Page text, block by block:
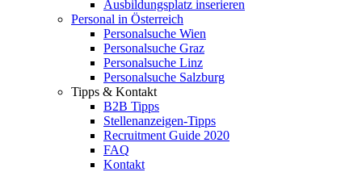
Ausbildungsplatz inserieren
Personal in Österreich
Personalsuche Wien
Personalsuche Graz
Personalsuche Linz
Personalsuche Salzburg
Tipps & Kontakt
B2B Tipps
Stellenanzeigen-Tipps
Recruitment Guide 2020
FAQ
Kontakt